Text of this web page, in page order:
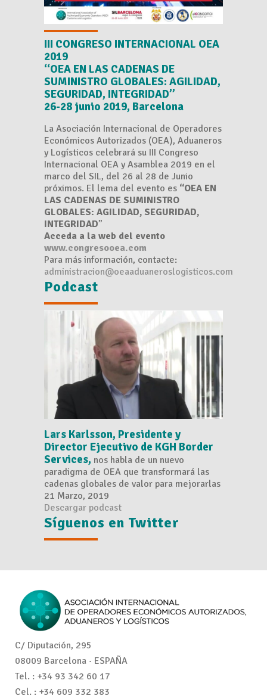
III CONGRESO INTERNACIONAL OEA
2019
“OEA EN LAS CADENAS DE
SUMINISTRO GLOBALES: AGILIDAD,
SEGURIDAD, INTEGRIDAD”
26-28 junio 2019, Barcelona
La Asociación Internacional de Operadores
Económicos Autorizados (OEA), Aduaneros
y Logísticos celebrará su III Congreso
Internacional OEA y Asamblea 2019 en el
marco del SIL, del 26 al 28 de Junio
próximos. El lema del evento es “OEA EN
LAS CADENAS DE SUMINISTRO
GLOBALES: AGILIDAD, SEGURIDAD,
INTEGRIDAD”
Acceda a la web del evento
www.congresooea.com
Para más información, contacte:
administracion@oeaaduaneroslogisticos.com
Podcast
Lars Karlsson, Presidente y
Director Ejecutivo de KGH Border
Services, nos habla de un nuevo
paradigma de OEA que transformará las
cadenas globales de valor para mejorarlas
21 Marzo, 2019
Descargar podcast
Síguenos en Twitter
C/ Diputación, 295
08009 Barcelona · ESPAÑA
Tel. : +34 93 342 60 17
Cel. : +34 609 332 383